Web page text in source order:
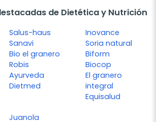
de Dietética y Nutrición
Salus-haus
Sanavi
Bio el granero
Robis
Ayurveda
Dietmed
Inovance
Soria natural
Biform
Biocop
El granero
integral
Equisalud
Juanola